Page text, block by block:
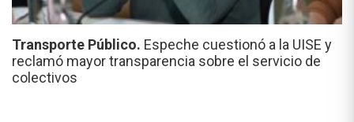
Transporte Público. Espeche cuestionó a la UISE y
reclamó mayor transparencia sobre el servicio de
colectivos